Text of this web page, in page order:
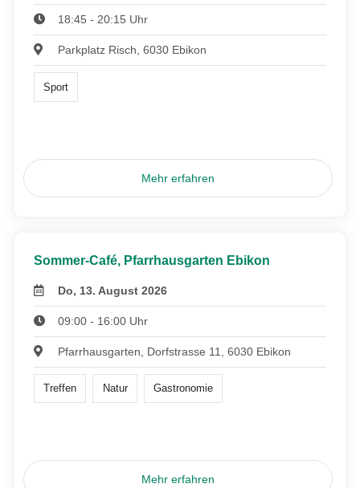
18:45 - 20:15 Uhr
Parkplatz Risch, 6030 Ebikon
Sport
Mehr erfahren
Sommer-Café, Pfarrhausgarten Ebikon
Do, 13. August 2026
09:00 - 16:00 Uhr
Pfarrhausgarten, Dorfstrasse 11, 6030 Ebikon
Treffen Natur Gastronomie
Mehr erfahren